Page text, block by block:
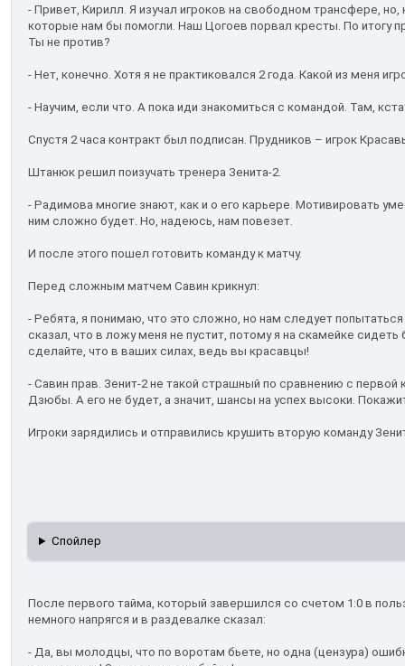
- Привет, Кирилл. Я изучал игроков на свободном трансфере, но,
которые нам бы помогли. Наш Цогоев порвал кресты. По итогу
Ты не против?
- Нет, конечно. Хотя я не практиковался 2 года. Какой из меня
- Научим, если что. А пока иди знакомиться с командой. Там,
Спустя 2 часа контракт был подписан. Прудников – игрок
Штанюк решил поизучать тренера Зенита-2.
- Радимова многие знают, как и о его карьере. Мотивировать
ним сложно будет. Но, надеюсь, нам повезет.
И после этого пошел готовить команду к матчу.
Перед сложным матчем Савин крикнул:
- Ребята, я понимаю, что это сложно, но нам следует
сказал, что в ложу меня не пустит, потому я на скамейке
сделайте, что в ваших силах, ведь вы красавцы!
- Савин прав. Зенит-2 не такой страшный по сравнению с первой
Дзюбы. А его не будет, а значит, шансы на успех высоки.
Игроки зарядились и отправились крушить вторую команду
Спойлер
После первого тайма, который завершился со счетом 1:0 в
немного напрягся и в раздевалке сказал:
- Да, вы молодцы, что по воротам бьете, но одна (цензура)